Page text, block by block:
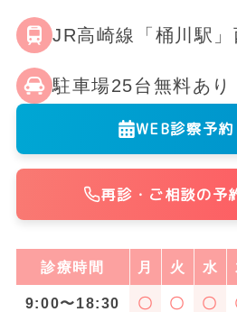
JR高崎線「桶川駅
駐車場25台無料あり
WEB診察予約
再診・ご相談の予
診療時間 月 火 水
9:00〜18:30 〇 〇 〇